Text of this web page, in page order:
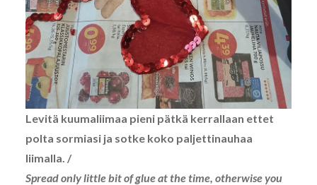
Levitä kuumaliimaa pieni pätkä kerrallaan ettet
polta sormiasi ja sotke koko paljettinauhaa
liimalla. /
Spread only little bit of glue at the time, otherwise you